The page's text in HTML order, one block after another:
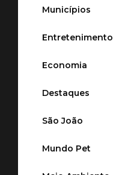
Municípios
Entretenimento
Economia
Destaques
São João
Mundo Pet